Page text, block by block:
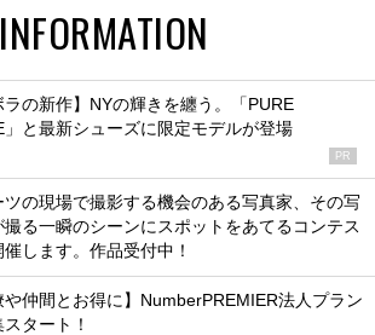
INFORMATION
ラの新作】NYの輝きを纏う。「PURE
」と最新シューズに限定モデルが登場
PR
ツの現場で撮影する機会のある写真家、その写
撮る一瞬のシーンにスポットをあてるコンテス
催します。作品受付中！
や仲間とお得に】NumberPREMIER法人プラン
タート！